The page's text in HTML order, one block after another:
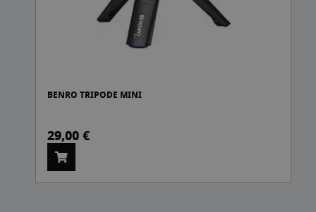
BENRO TRIPODE MINI
29,00 €